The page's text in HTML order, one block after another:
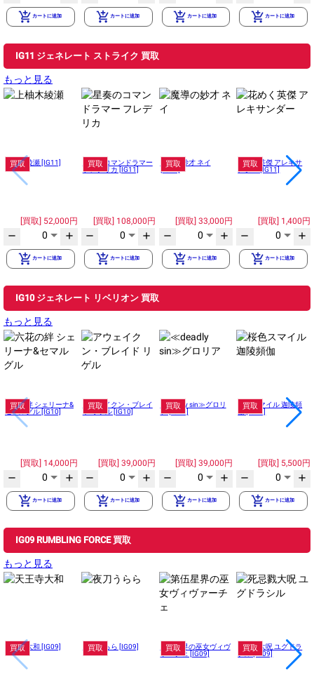
add_shopping_cart カートに追加 add_shopping_cart カートに追加 add_shopping_cartカートに追加 add_shopping_cartカートに追加
IG11 ジェネレート ストライク 買取
もっと見る
買取
上柚木綾瀬 [IG11]
52,000円
remove 0 add
add_shopping_cart カートに追加
買取
星奏のコマンドラマー
フレデリカ [IG11]
108,000円
remove 0 add
add_shopping_cart カートに追加
買取
魔導の妙才 ネイ
[IG11]
33,000円
remove 0 add
add_shopping_cartカートに追加
買取
花めく英傑 アレキサ
ンダー [IG11]
1,400円
remove 0 add
add_shopping_cartカートに追加
IG10 ジェネレート リベリオン 買取
もっと見る
買取
六花の絆 シェリーナ&
セマルグル [IG10]
14,000円
remove 0 add
add_shopping_cart カートに追加
買取
アウェイクン・ブレイ
ド リゲル [IG10]
39,000円
remove 0 add
add_shopping_cart カートに追加
買取
≪deadly sin≫グロリ
ア [IG10]
39,000円
remove 0 add
add_shopping_cartカートに追加
買取
桜色スマイル 迦陵頻
伽 [IG10]
5,500円
remove 0 add
add_shopping_cartカートに追加
IG09 RUMBLING FORCE 買取
もっと見る
買取
天王寺大和 [IG09] 買取
夜刀うらら [IG09] 買取
第伍星界の巫女ヴィヴ
ァーチェ [IG09]
買取
死忌戮大呪 ユグドラ
シル [IG09]